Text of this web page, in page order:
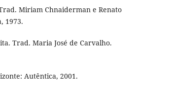
Miriam Chnaiderman e Renato
1973.
Trad. Maria José de Carvalho.
Autêntica, 2001.